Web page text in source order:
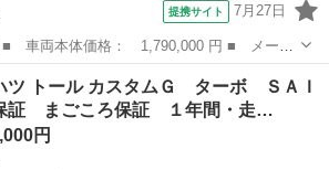
提携サイト 7月27日
名： トール ■ グレード名： カスタム
オーディオ／バックカメラ 純正９インチ
ル
ツ トール カスタムＧ ターボ ＳＡＩ
証 まごころ保証 １年間・走…
円